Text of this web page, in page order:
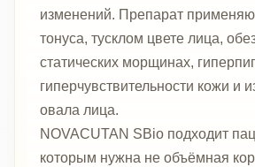
изменений. Препарат
тонуса, тусклом цвете лица,
статических морщинах,
гиперчувствительности кожи и
овала лица.
NOVACUTAN SBio подходит
которым нужна не объёмная